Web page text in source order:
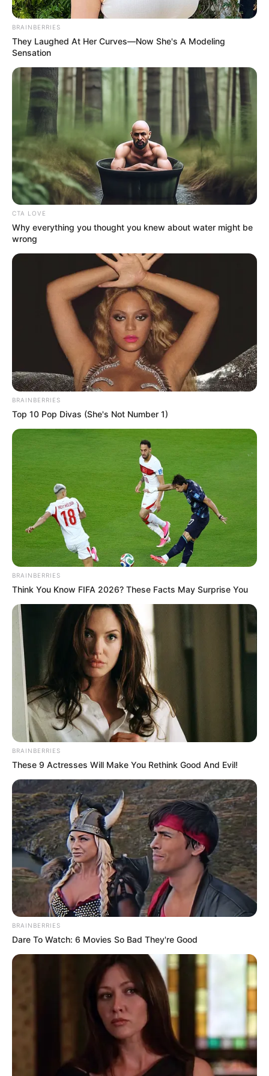
Posted
in
Friss hírek
Magyar Péter kemény üzenete: a
közpénzes ügyeknél már a
büntetőjogi felelősség kérdése is
előkerült
by Szerző June 4, 2026
Magyar Péter szerint most kezd látszani, mi
maradt a korábbi rendszer után
Magyar Péter a Telexnek adott első stúdiós
BRAINBERRIES
They Laughed At Her Curves—Now She's A Modeling
Sensation
CTA LOVE
Why everything you thought you knew about water might be
wrong
BRAINBERRIES
Top 10 Pop Divas (She's Not Number 1)
BRAINBERRIES
Think You Know FIFA 2026? These Facts May Surprise You
BRAINBERRIES
These 9 Actresses Will Make You Rethink Good And Evil!
BRAINBERRIES
Dare To Watch: 6 Movies So Bad They're Good